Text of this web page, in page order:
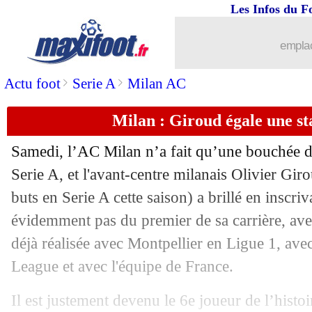
Actu foot> Serie A> Milan AC
Les Infos du
Milan : Giroud égale une
Samedi, l’AC Milan n’a fait qu’une bouchée
Serie A, et l'avant-centre milanais Olivier
buts en Serie A cette saison) a brillé en
évidemment pas du premier de sa carrière,
déjà réalisée avec Montpellier en Ligue 1,
League et avec l'équipe de France.
Il est justement devenu le 6e joueur de
Troyes : Rami se verrait bien rester
21/05 Juve: Pogba prend la parole
21/05 Toulouse: Van den Boomen, un
21/05 Rennes: Gouiri savoure son premier
21/05 Ajaccio : Nouri demande de
21/05 Real: Perez sous le charme de
: AC Ajaccio 0-5 Rennes (fini)